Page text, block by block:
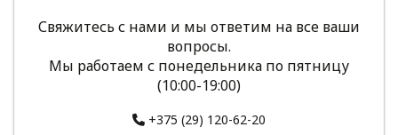
Свяжитесь с нами и мы ответим на все ваши
вопросы.
Мы работаем с понедельника по пятницу
(10:00-19:00)
+375 (29) 120-62-20